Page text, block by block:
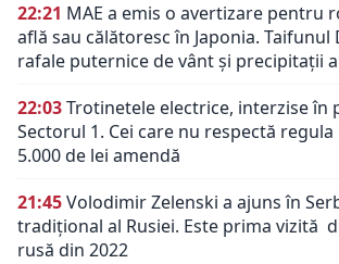
22:21 MAE a emis o avertizare pentru
află sau călătoresc în Japonia.
rafale puternice de vânt și precipitații
22:03Trotinetele electrice, interzise în
Sectorul 1. Cei care nu respectă regula
5.000 de lei amendă
21:45Volodimir Zelenski a ajuns în
tradiţional al Rusiei. Este prima vizită
rusă din 2022